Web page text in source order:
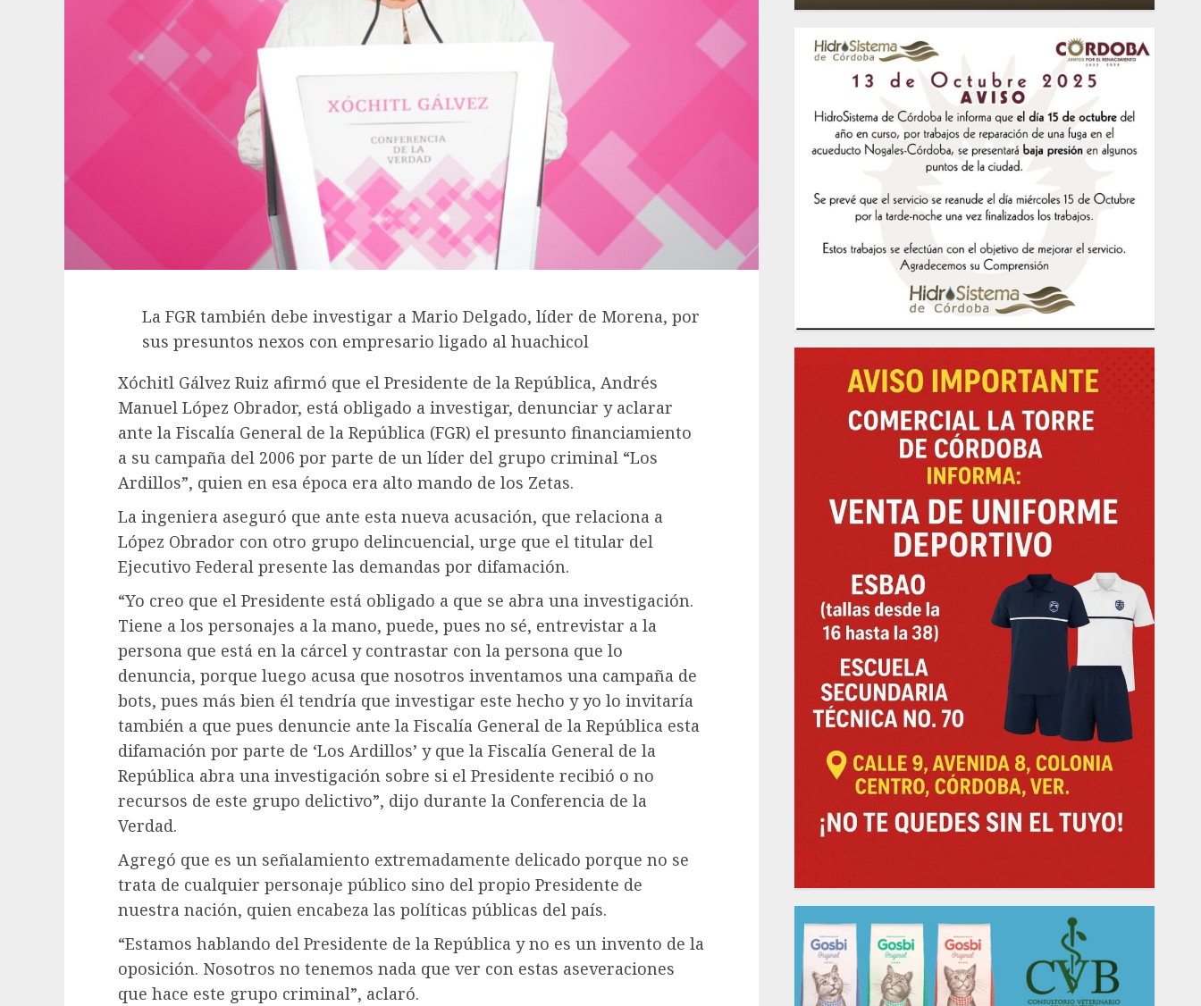
La FGR también debe investigar a Mario Delgado, líder de Morena, por
sus presuntos nexos con empresario ligado al huachicol
Xóchitl Gálvez Ruiz afirmó que el Presidente de la República, Andrés
Manuel López Obrador, está obligado a investigar, denunciar y aclarar
ante la Fiscalía General de la República (FGR) el presunto financiamiento
a su campaña del 2006 por parte de un líder del grupo criminal “Los
Ardillos”, quien en esa época era alto mando de los Zetas.
La ingeniera aseguró que ante esta nueva acusación, que relaciona a
López Obrador con otro grupo delincuencial, urge que el titular del
Ejecutivo Federal presente las demandas por difamación.
“Yo creo que el Presidente está obligado a que se abra una investigación.
Tiene a los personajes a la mano, puede, pues no sé, entrevistar a la
persona que está en la cárcel y contrastar con la persona que lo
denuncia, porque luego acusa que nosotros inventamos una campaña de
bots, pues más bien él tendría que investigar este hecho y yo lo invitaría
también a que pues denuncie ante la Fiscalía General de la República esta
difamación por parte de ‘Los Ardillos’ y que la Fiscalía General de la
República abra una investigación sobre si el Presidente recibió o no
recursos de este grupo delictivo”, dijo durante la Conferencia de la
Verdad.
Agregó que es un señalamiento extremadamente delicado porque no se
trata de cualquier personaje público sino del propio Presidente de
nuestra nación, quien encabeza las políticas públicas del país.
“Estamos hablando del Presidente de la República y no es un invento de la
oposición. Nosotros no tenemos nada que ver con estas aseveraciones
que hace este grupo criminal”, aclaró.